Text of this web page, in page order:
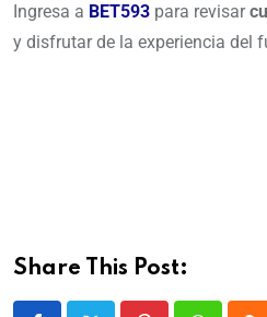
Ingresa a BET593 para revisar
y disfrutar de la experiencia del
Share This Post: